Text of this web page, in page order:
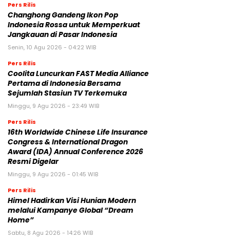
Pers Rilis
Changhong Gandeng Ikon Pop
Indonesia Rossa untuk Memperkuat
Jangkauan di Pasar Indonesia
Senin, 10 Agu 2026 - 04:22 WIB
Pers Rilis
Coolita Luncurkan FAST Media Alliance
Pertama di Indonesia Bersama
Sejumlah Stasiun TV Terkemuka
Minggu, 9 Agu 2026 - 23:49 WIB
Pers Rilis
16th Worldwide Chinese Life Insurance
Congress & International Dragon
Award (IDA) Annual Conference 2026
Resmi Digelar
Minggu, 9 Agu 2026 - 01:45 WIB
Pers Rilis
Himel Hadirkan Visi Hunian Modern
melalui Kampanye Global “Dream
Home”
Sabtu, 8 Agu 2026 - 14:26 WIB